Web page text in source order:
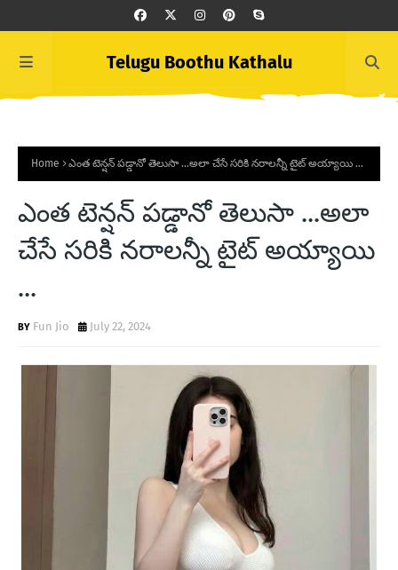
Telugu Boothu Kathalu
Home ఎంత టెన్షన్ పడ్డానో తెలుసా ...అలా చేసే సరికి నరాలన్నీ టైట్ అయ్యాయి ...
ఎంత టెన్షన్ పడ్డానో తెలుసా ...అలా
చేసే సరికి నరాలన్నీ టైట్ అయ్యాయి
...
Fun Jio July 22, 2024